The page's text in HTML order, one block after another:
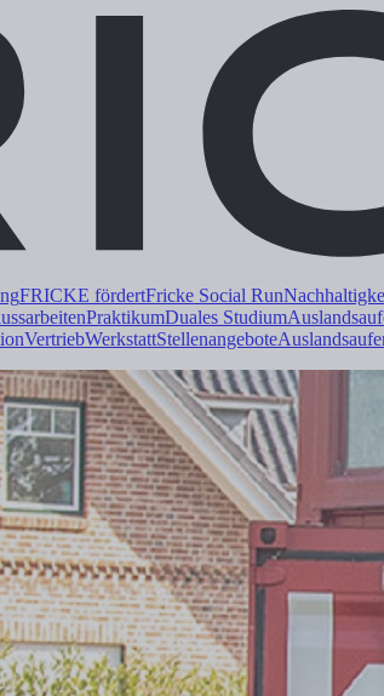
FRICKE fördertFricke Social Run
arbeitenPraktikumDuales Studium
VertriebWerkstattStellenangebote